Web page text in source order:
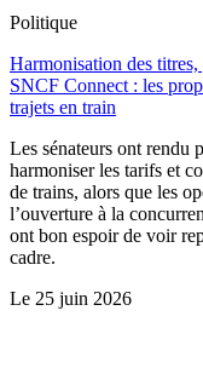
Politique
Harmonisation des
SNCF Connect : les
trajets en train
Les sénateurs ont rendu
harmoniser les tarifs et
de trains, alors que les
l’ouverture à la
ont bon espoir de voir
cadre.
Le 25 juin 2026